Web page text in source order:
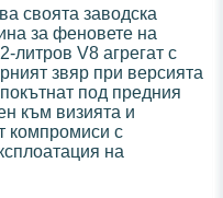
своята заводска
за феновете на
литров V8 агрегат с
звяр при версията
под предния
към визията и
компромиси с
на